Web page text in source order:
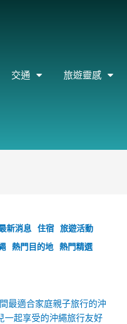
交通 旅遊靈感
新消息 住宿
旅遊活動
熱門目的地
熱門精選
最適合家庭親子旅行的沖
一起享受的沖繩旅行友好